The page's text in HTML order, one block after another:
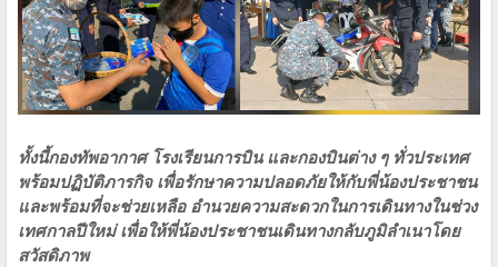
ทั้งนี้กองทัพอากาศ โรงเรียนการบิน และกองบินต่าง ๆ ทั่วประเทศ
พร้อมปฏิบัติภารกิจ เพื่อรักษาความปลอดภัยให้กับพี่น้องประชาชน
และพร้อมที่จะช่วยเหลือ อำนวยความสะดวกในการเดินทางในช่วง
เทศกาลปีใหม่ เพื่อให้พี่น้องประชาชนเดินทางกลับภูมิลำเนาโดย
สวัสดิภาพ